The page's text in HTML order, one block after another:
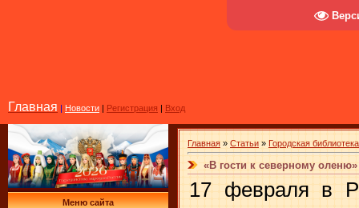
Главная | Новости | Регистрация | Вход
Меню сайта
Главная » Статьи » Городская
«В гости к северному оленю»
17 февраля в